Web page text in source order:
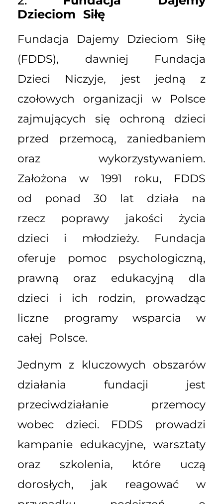
Dzieciom Siłę
Fundacja Dajemy Dzieciom Siłę
(FDDS), dawniej Fundacja
Dzieci Niczyje, jest jedną z
czołowych organizacji w Polsce
zajmujących się ochroną dzieci
przed przemocą, zaniedbaniem
oraz wykorzystywaniem.
Założona w 1991 roku, FDDS
od ponad 30 lat działa na
rzecz poprawy jakości życia
dzieci i młodzieży. Fundacja
oferuje pomoc psychologiczną,
prawną oraz edukacyjną dla
dzieci i ich rodzin, prowadząc
liczne programy wsparcia w
całej Polsce.
Jednym z kluczowych obszarów
działania fundacji jest
przeciwdziałanie przemocy
wobec dzieci. FDDS prowadzi
kampanie edukacyjne, warsztaty
oraz szkolenia, które uczą
dorosłych, jak reagować w